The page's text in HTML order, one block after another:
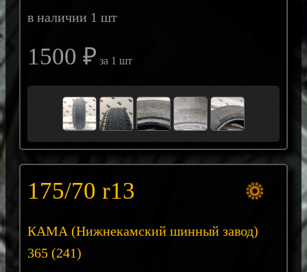
в наличии 1 шт
1500 ₽ за 1 шт
175/70 r13
КАМА (Нижнекамский шинный завод)
365 (241)